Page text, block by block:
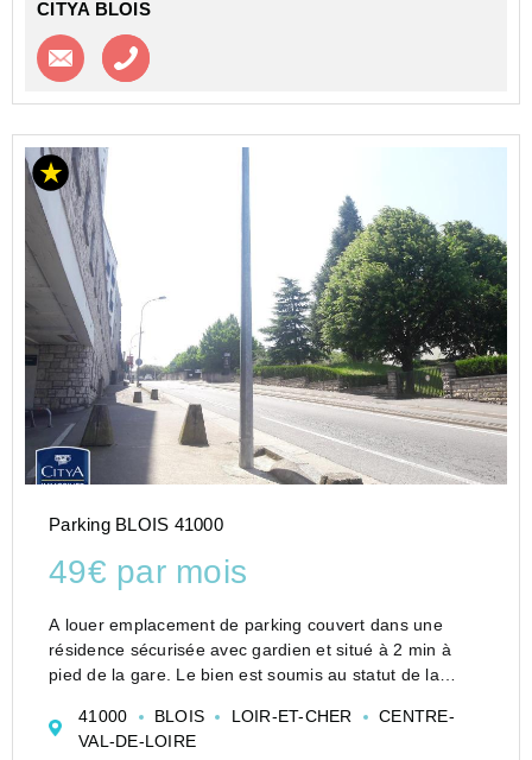
CITYA BLOIS
Contacter l'agence
Parking BLOIS 41000
49€ par mois
A louer emplacement de parking couvert dans une
résidence sécurisée avec gardien et situé à 2 min à
pied de la gare. Le bien est soumis au statut de la
Loyer de 49,00 euros par mois charges comprises
Vous pou...
41000 BLOIS LOIR-ET-CHER
CENTRE-
VAL-DE-LOIRE